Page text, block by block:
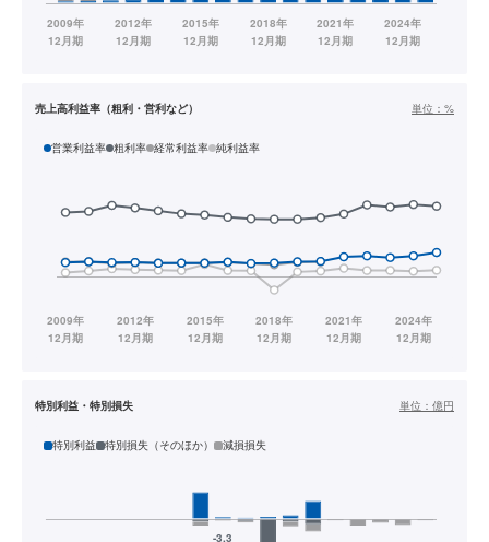
売上高利益率（粗利・営利など） 単位： %
営業利益率 粗利率 経常利益率 純利益率
特別利益・特別損失 単位： 億円
特別利益 特別損失（そのほか） 減損損失